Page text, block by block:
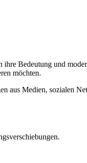
Bedeutung und
möchten.
Medien, sozialen